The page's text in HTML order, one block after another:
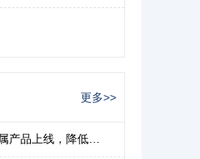
更多>>